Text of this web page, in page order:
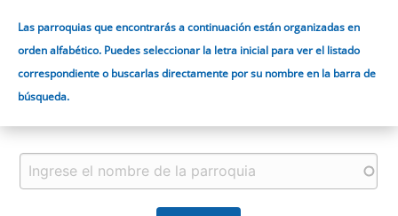
Las parroquias que encontrarás a continuación están organizadas en
orden alfabético. Puedes seleccionar la letra inicial para ver el listado
correspondiente o buscarlas directamente por su nombre en la barra de
búsqueda.